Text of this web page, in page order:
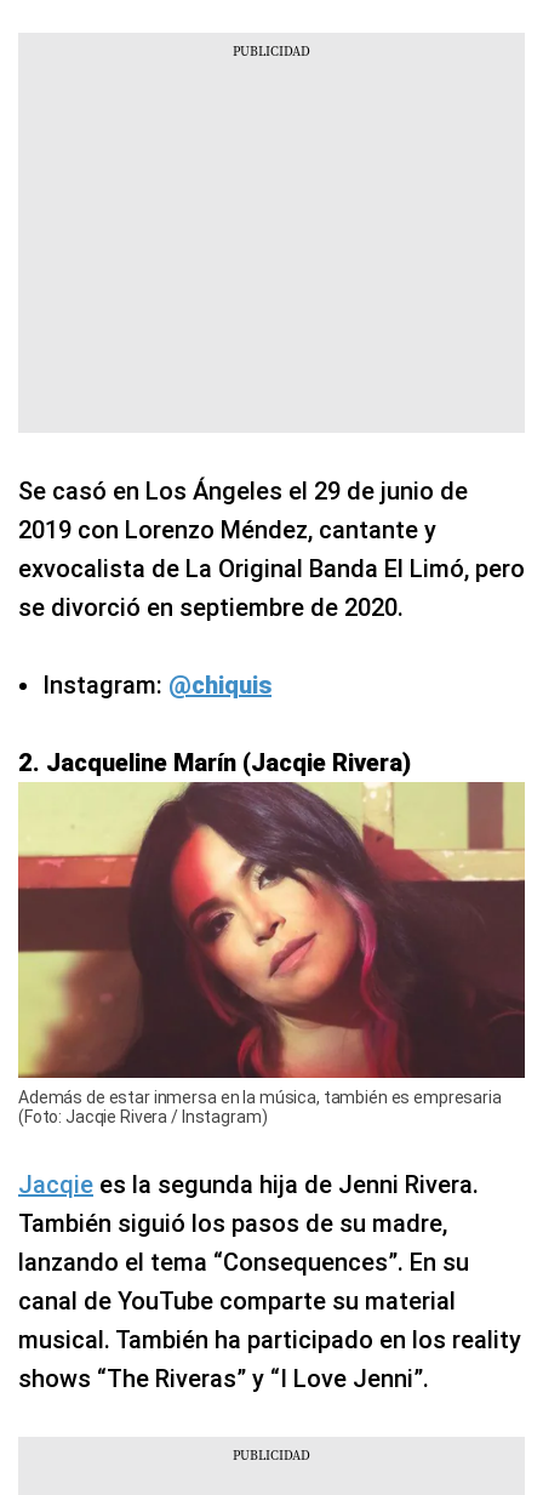
Se casó en Los Ángeles el 29 de junio de
2019 con Lorenzo Méndez, cantante y
exvocalista de La Original Banda El Limó, pero
se divorció en septiembre de 2020.
Instagram: @chiquis
2. Jacqueline Marín (Jacqie Rivera)
Además de estar inmersa en la música, también es empresaria
(Foto: Jacqie Rivera / Instagram)
Jacqie es la segunda hija de Jenni Rivera.
También siguió los pasos de su madre,
lanzando el tema “Consequences”. En su
canal de YouTube comparte su material
musical. También ha participado en los reality
shows “The Riveras” y “I Love Jenni”.